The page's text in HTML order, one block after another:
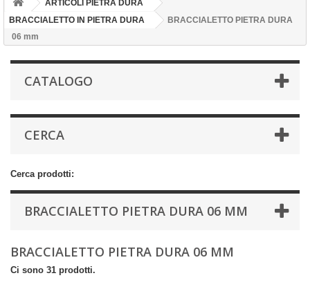
ARTICOLI PIETRA DURA
BRACCIALETTO IN PIETRA DURA
BRACCIALETTO PIETRA DURA
06 mm
CATALOGO
CERCA
Cerca prodotti:
BRACCIALETTO PIETRA DURA 06 MM
BRACCIALETTO PIETRA DURA 06 MM
Ci sono 31 prodotti.